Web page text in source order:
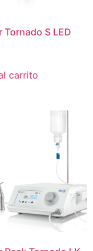
Tornado S LED
carrito